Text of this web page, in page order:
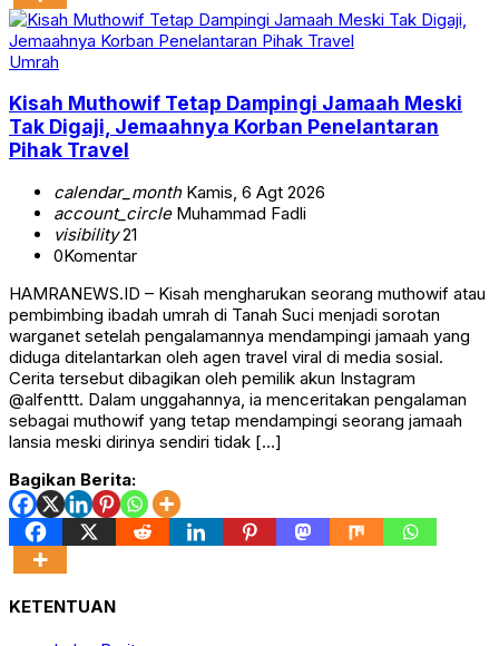
Umrah
Kisah Muthowif Tetap Dampingi Jamaah Meski
Tak Digaji, Jemaahnya Korban Penelantaran
Pihak Travel
calendar_monthKamis, 6 Agt 2026
account_circleMuhammad Fadli
visibility21
0Komentar
HAMRANEWS.ID – Kisah mengharukan seorang muthowif atau
pembimbing ibadah umrah di Tanah Suci menjadi sorotan
warganet setelah pengalamannya mendampingi jamaah yang
diduga ditelantarkan oleh agen travel viral di media sosial.
Cerita tersebut dibagikan oleh pemilik akun Instagram
@alfenttt. Dalam unggahannya, ia menceritakan pengalaman
sebagai muthowif yang tetap mendampingi seorang jamaah
lansia meski dirinya sendiri tidak […]
Bagikan Berita:
KETENTUAN